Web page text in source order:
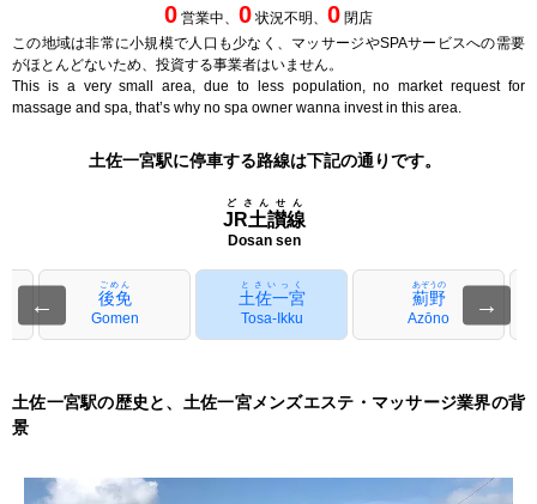
0 営業中、 0 状況不明、 0 閉店
この地域は非常に小規模で人口も少なく、マッサージやSPAサービスへの需要
がほとんどないため、投資する事業者はいません。
This is a very small area, due to less population, no market request for
massage and spa, that’s why no spa owner wanna invest in this area.
土佐一宮駅に停車する路線は下記の通りです。
JR土讃線
どさんせん
Dosan sen
← 後免
ごめん
Gomen
土佐一宮
とさいっく
Tosa-Ikku
薊野
あぞうの
Azōno
→
土佐一宮駅の歴史と、土佐一宮メンズエステ・マッサージ業界の背
景